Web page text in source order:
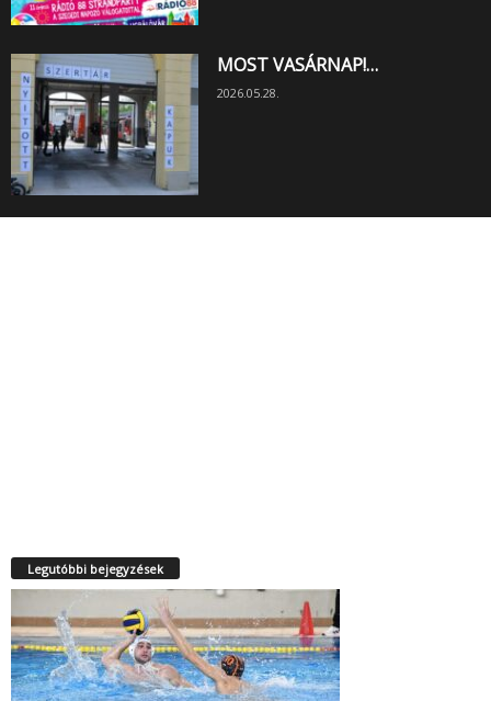
MOST VASÁRNAP!…
2026.05.28.
Legutóbbi bejegyzések